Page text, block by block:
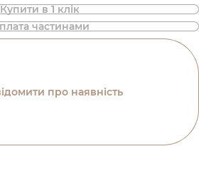
Купити в 1 клік
частинами
покупка товару в
Приватбанк
на 2 або 3 платежі. Без
про наявність